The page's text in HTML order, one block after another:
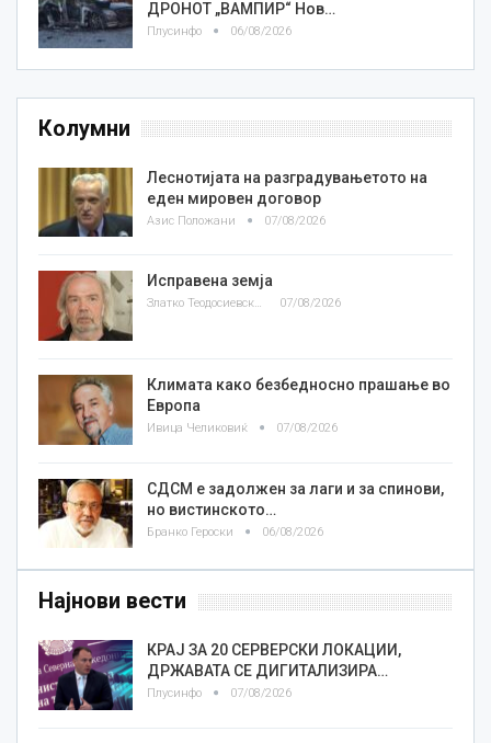
ДРОНОТ „ВАМПИР“ Нов…
Плусинфо 06/08/2026
Колумни
Леснотијата на разградувањетото на
еден мировен договор
Азис Положани 07/08/2026
Исправена земја
Златко Теодосиевски 07/08/2026
Климата како безбедносно прашање во
Европа
Ивица Челиковиќ 07/08/2026
СДСМ е задолжен за лаги и за спинови,
но вистинското…
Бранко Героски 06/08/2026
Најнови вести
КРАЈ ЗА 20 СЕРВЕРСКИ ЛОКАЦИИ,
ДРЖАВАТА СЕ ДИГИТАЛИЗИРА…
Плусинфо 07/08/2026